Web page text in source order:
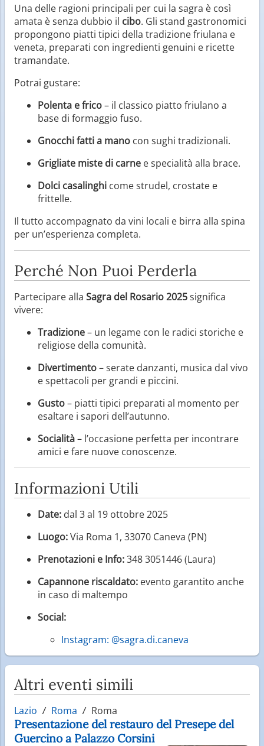
Una delle ragioni principali per cui la sagra è così
amata è senza dubbio il cibo. Gli stand gastronomici
propongono piatti tipici della tradizione friulana e
veneta, preparati con ingredienti genuini e ricette
tramandate.
Potrai gustare:
Polenta e frico– il classico piatto friulano a
base di formaggio fuso.
Gnocchi fatti a mano con sughi tradizionali.
Grigliate miste di carne e specialità alla brace.
Dolci casalinghi come strudel, crostate e
frittelle.
Il tutto accompagnato da vini locali e birra alla spina
per un’esperienza completa.
Perché Non Puoi Perderla
Partecipare alla Sagra del Rosario 2025significa
vivere:
Tradizione– un legame con le radici storiche e
religiose della comunità.
Divertimento– serate danzanti, musica dal vivo
e spettacoli per grandi e piccini.
Gusto– piatti tipici preparati al momento per
esaltare i sapori dell’autunno.
Socialità– l’occasione perfetta per incontrare
amici e fare nuove conoscenze.
Informazioni Utili
Date: dal 3 al 19 ottobre 2025
Luogo:Via Roma 1, 33070 Caneva (PN)
Prenotazioni e Info:348 3051446 (Laura)
Capannone riscaldato: evento garantito anche
in caso di maltempo
Social:
Instagram: @sagra.di.caneva
Altri eventi simili
Lazio Roma Roma
Presentazione del restauro del Presepe del
Guercino a Palazzo Corsini